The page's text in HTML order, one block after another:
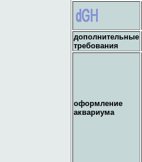
дополнительные
требования
оформление
аквариума